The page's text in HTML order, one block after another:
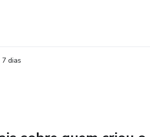
testado e aprovado pela
dias